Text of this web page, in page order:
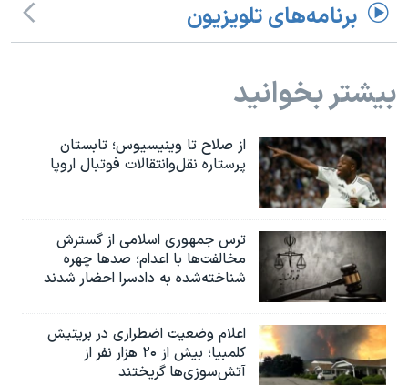
نرگس محمدی برنده جایزه نوبل صلح
صفحه‌های ویژه
سفر پرزیدنت ترامپ به چین
برنامه‌های تلویزیون
بیشتر بخوانید
از صلاح تا وینیسیوس؛ تابستان
پرستاره نقل‌وانتقالات فوتبال اروپا
ترس جمهوری اسلامی از گسترش
مخالفت‌ها با اعدام؛ صدها چهره
شناخته‌شده به دادسرا احضار شدند
اعلام وضعیت اضطراری در بریتیش
کلمبیا؛ بیش از ۲۰ هزار نفر از
آتش‌سوزی‌ها گریختند